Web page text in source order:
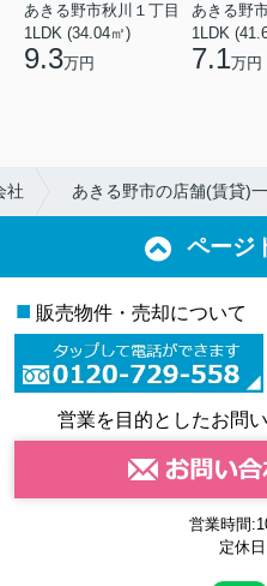
あきる野市秋川１丁目
1LDK (34.04㎡)
9.3万円
あきる野
1LDK
7.1万円
社 あきる野市の店舗(賃貸)
ページ
■ 販売物件・売却について
営業を目的としたお問
営業時間
定休